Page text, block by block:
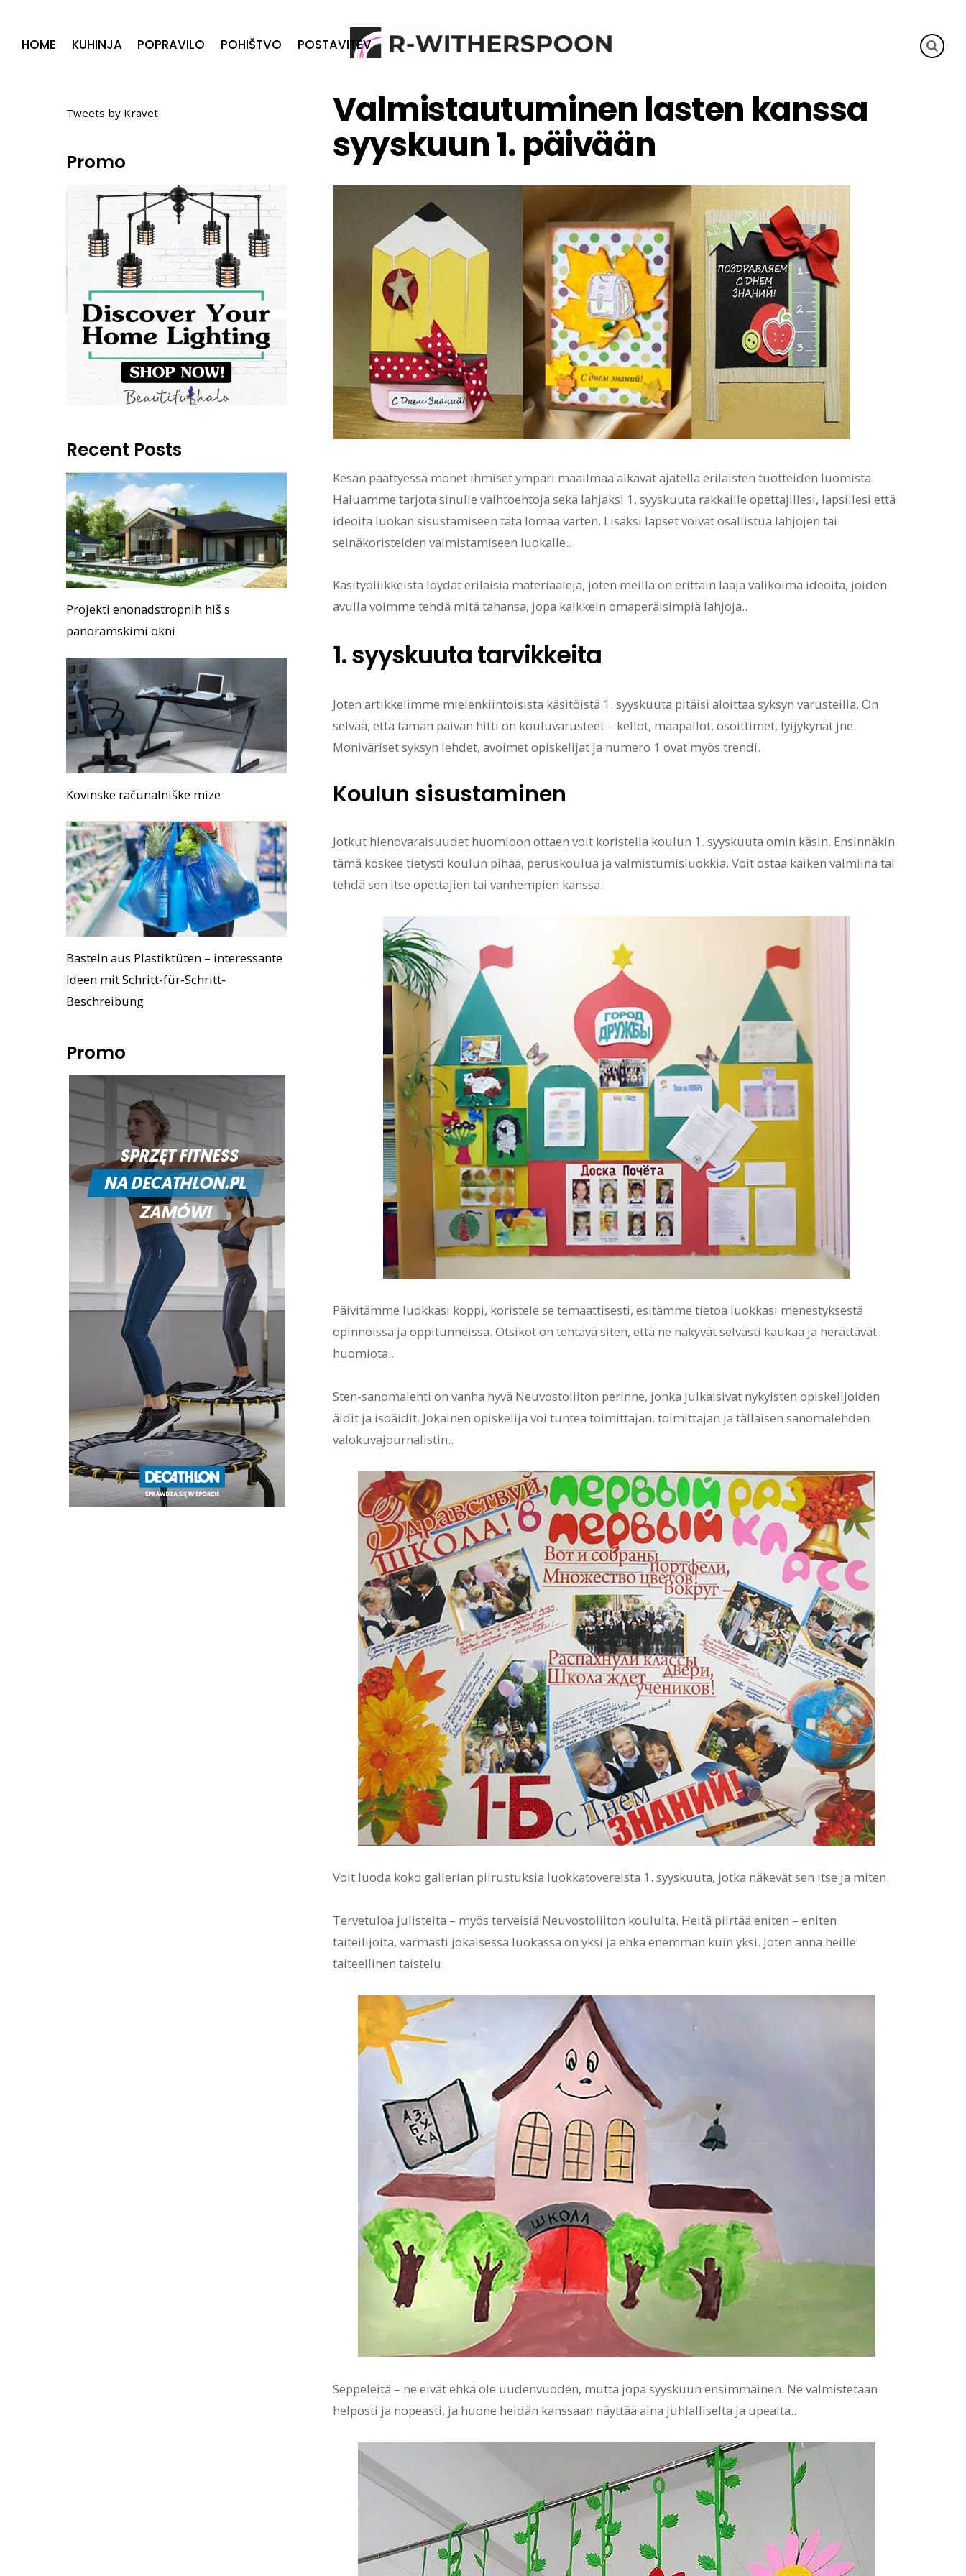
HOME KUHINJA POPRAVILO POHIŠTVO POSTAVITEV
KÄSITYÖT: LUETTELO MESTARIKURSSEISTA
Valmistautuminen lasten kanssa
syyskuun 1. päivään
Kesän päättyessä monet ihmiset ympäri maailmaa alkavat ajatella erilaisten tuotteiden luomista.
Haluamme tarjota sinulle vaihtoehtoja sekä lahjaksi 1. syyskuuta rakkaille opettajillesi, lapsillesi että
ideoita luokan sisustamiseen tätä lomaa varten. Lisäksi lapset voivat osallistua lahjojen tai
seinäkoristeiden valmistamiseen luokalle..
Käsityöliikkeistä löydät erilaisia ​​materiaaleja, joten meillä on erittäin laaja valikoima ideoita, joiden
avulla voimme tehdä mitä tahansa, jopa kaikkein omaperäisimpiä lahjoja..
1. syyskuuta tarvikkeita
Joten artikkelimme mielenkiintoisista käsitöistä 1. syyskuuta pitäisi aloittaa syksyn varusteilla. On
selvää, että tämän päivän hitti on kouluvarusteet – kellot, maapallot, osoittimet, lyijykynät jne.
Moniväriset syksyn lehdet, avoimet opiskelijat ja numero 1 ovat myös trendi.
Koulun sisustaminen
Jotkut hienovaraisuudet huomioon ottaen voit koristella koulun 1. syyskuuta omin käsin. Ensinnäkin
tämä koskee tietysti koulun pihaa, peruskoulua ja valmistumisluokkia. Voit ostaa kaiken valmiina tai
tehdä sen itse opettajien tai vanhempien kanssa.
Päivitämme luokkasi koppi, koristele se temaattisesti, esitämme tietoa luokkasi menestyksestä
opinnoissa ja oppitunneissa. Otsikot on tehtävä siten, että ne näkyvät selvästi kaukaa ja herättävät
huomiota..
Sten-sanomalehti on vanha hyvä Neuvostoliiton perinne, jonka julkaisivat nykyisten opiskelijoiden
äidit ja isoäidit. Jokainen opiskelija voi tuntea toimittajan, toimittajan ja tällaisen sanomalehden
valokuvajournalistin..
Voit luoda koko gallerian piirustuksia luokkatovereista 1. syyskuuta, jotka näkevät sen itse ja miten.
Tervetuloa julisteita – myös terveisiä Neuvostoliiton koululta. Heitä piirtää eniten – eniten
taiteilijoita, varmasti jokaisessa luokassa on yksi ja ehkä enemmän kuin yksi. Joten anna heille
taiteellinen taistelu.
Seppeleitä – ne eivät ehkä ole uudenvuoden, mutta jopa syyskuun ensimmäinen. Ne valmistetaan
helposti ja nopeasti, ja huone heidän kanssaan näyttää aina juhlalliselta ja upealta..
Tweets by Kravet
Promo
Recent Posts
Projekti enonadstropnih hiš s
panoramskimi okni
Kovinske računalniške mize
Basteln aus Plastiktüten – interessante
Ideen mit Schritt-für-Schritt-
Beschreibung
Promo